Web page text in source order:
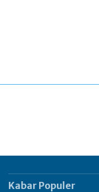
Kabar Populer